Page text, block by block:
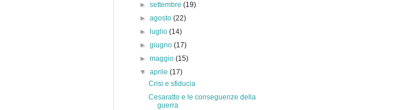
►settembre(19)
►agosto(22)
►
luglio(14)
►giugno(17)
►maggio(15)
▼aprile(17)
Crisi e sfiducia
Cesaratto e le conseguenze della
guerra